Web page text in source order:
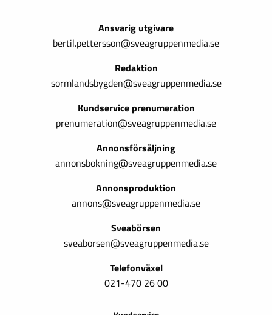
Ansvarig utgivare
bertil.pettersson@sveagruppenmedia.se
Redaktion
sormlandsbygden@sveagruppenmedia.se
Kundservice prenumeration
prenumeration@sveagruppenmedia.se
Annonsförsäljning
annonsbokning@sveagruppenmedia.se
Annonsproduktion
annons@sveagruppenmedia.se
Sveabörsen
sveaborsen@sveagruppenmedia.se
Telefonväxel
021-470 26 00